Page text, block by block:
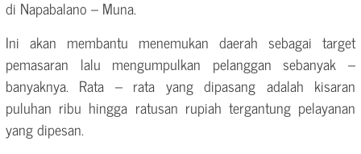
di Napabalano – Muna.
Ini akan membantu menemukan daerah sebagai target
pemasaran lalu mengumpulkan pelanggan sebanyak –
banyaknya. Rata – rata yang dipasang adalah kisaran
puluhan ribu hingga ratusan rupiah tergantung pelayanan
yang dipesan.